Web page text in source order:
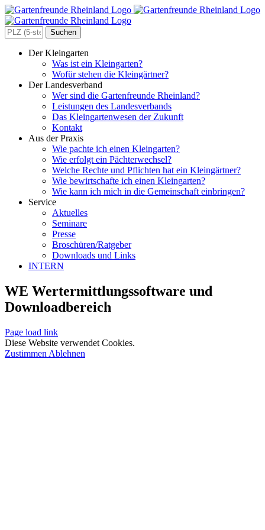
Zum
Inhalt
springen
Search
for:
Der Kleingarten
Was ist ein Kleingarten?
Wofür stehen die Kleingärtner?
Der Landesverband
Wer sind die Gartenfreunde Rheinland?
Leistungen des Landesverbands
Das Kleingartenwesen der Zukunft
Kontakt
Aus der Praxis
Wie pachte ich einen Kleingarten?
Wie erfolgt ein Pächterwechsel?
Welche Rechte und Pflichten hat ein Kleingärtner?
Wie bewirtschafte ich einen Kleingarten?
Wie kann ich mich in die Gemeinschaft einbringen?
Service
Aktuelles
Seminare
Presse
Broschüren/Ratgeber
Downloads und Links
INTERN
WE Wertermittlungssoftware und
Downloadbereich
Page load link
Diese Website verwendet Cookies.
Zustimmen Ablehnen